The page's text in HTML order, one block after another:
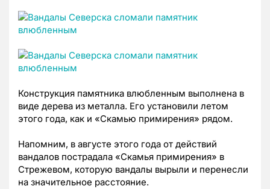
Конструкция памятника влюбленным выполнена в
виде дерева из металла. Его установили летом
этого года, как и «Скамью примирения» рядом.
Напомним, в августе этого года от действий
вандалов пострадала «Скамья примирения» в
Стрежевом, которую вандалы вырыли и перенесли
на значительное расстояние.